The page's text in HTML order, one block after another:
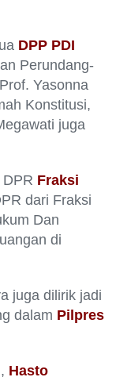
DPP PDI
Perundang-
Yasonna
Konstitusi,
juga
Fraksi
dari Fraksi
Dan
di
juga dilirik jadi
dalam Pilpres
Hasto